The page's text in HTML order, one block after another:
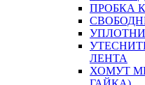
ПРОБКА
ЛЕНТА
ХОМУТ